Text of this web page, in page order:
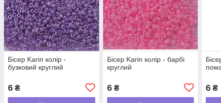
Бісер Karin колір -
бузковий круглий
6 ₴
Бісер Karin колір - барбі
круглий
6₴ 6 ₴